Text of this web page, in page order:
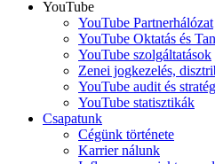
YouTube
YouTube Partnerhálózat
YouTube Oktatás és
YouTube szolgáltatások
Zenei jogkezelés,
YouTube audit és
YouTube statisztikák
Csapatunk
Cégünk története
Karrier nálunk